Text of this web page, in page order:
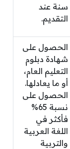
سنة عند
التقديم.
الحصول على
شهادة دبلوم
التعليم العام،
أو ما يعادلها.
الحصول على
نسبة 65%
فأكثر في
اللغة العربية
والتربية